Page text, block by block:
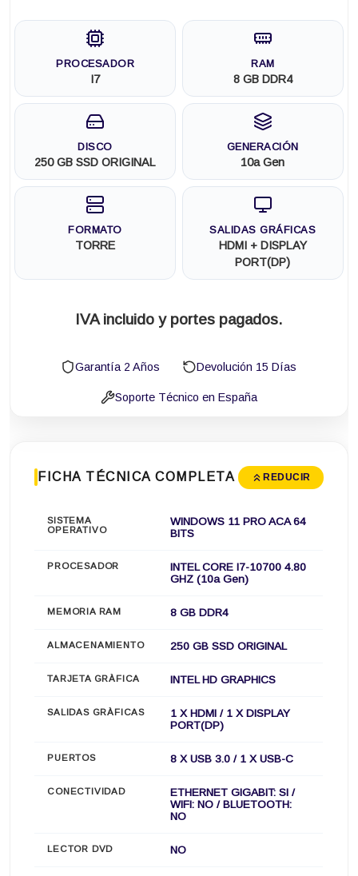
PROCESADOR
I7
RAM
8 GB DDR4
DISCO
250 GB SSD ORIGINAL
GENERACIÓN
10a Gen
FORMATO
TORRE
SALIDAS GRÁFICAS
HDMI + DISPLAY
PORT(DP)
IVA incluido y portes pagados.
Garantía 2 Años Devolución 15 Días
Soporte Técnico en España
FICHA TÉCNICA COMPLETA REDUCIR
SISTEMA
OPERATIVO
WINDOWS 11 PRO ACA 64
BITS
PROCESADOR
INTEL CORE I7-10700 4.80
GHZ (10a Gen)
MEMORIA RAM 8 GB DDR4
ALMACENAMIENTO 250 GB SSD ORIGINAL
TARJETA GRÀFICA INTEL HD GRAPHICS
SALIDAS GRÀFICAS
1 X HDMI / 1 X DISPLAY
PORT(DP)
PUERTOS 8 X USB 3.0 / 1 X USB-C
CONECTIVIDAD
ETHERNET GIGABIT: SI /
WIFI: NO / BLUETOOTH:
NO
LECTOR DVD NO